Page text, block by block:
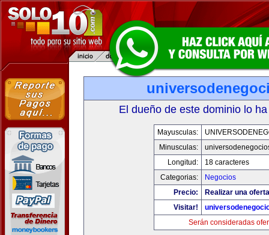
El dueño de este dominio lo
Mayusculas:
Minusculas:
Longitud:
18 caracteres
Categorias:
Negocios
Precio:
Realizar una
Visitar!
Serán consideradas